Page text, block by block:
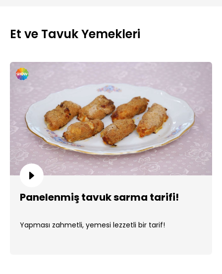
Et ve Tavuk Yemekleri
Panelenmiş tavuk sarma tarifi!
Yapması zahmetli, yemesi lezzetli bir tarif!